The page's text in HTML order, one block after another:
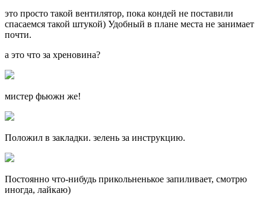
это просто такой вентилятор, пока кондей не поставили
спасаемся такой штукой) Удобный в плане места не занимает
почти.
а это что за хреновина?
мистер фьюжн же!
Положил в закладки. зелень за инструкцию.
Постоянно что-нибудь прикольненькое запиливает, смотрю
иногда, лайкаю)